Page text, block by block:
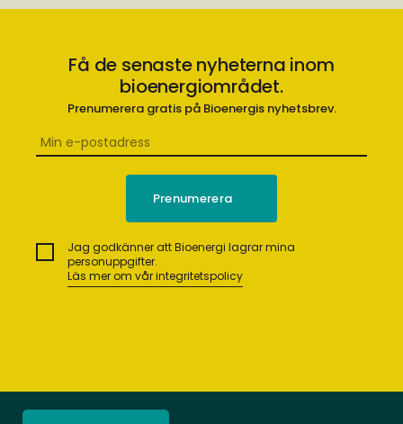
Få de senaste nyheterna inom
bioenergiområdet.
Prenumerera gratis på Bioenergis nyhetsbrev.
Jag godkänner att Bioenergi lagrar mina
personuppgifter.
Läs mer om vår integritetspolicy